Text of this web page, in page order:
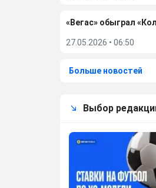
«Вегас» обыграл
27.05.2026 • 06:50
Больше новостей
Выбор